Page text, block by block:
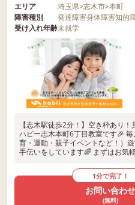
エリア 埼玉県>志木市>本町
障害種別
発達障害身体障害知的
受け入れ年齢未就学
【志木駅徒歩2分！】空き枠あり
ハビー志木本町6丁目教室です🎉
育・運動・親子イベントなど！）
手伝いをしています🌈 まずはお気
1分で完了！
お問い合わせ
(無料)